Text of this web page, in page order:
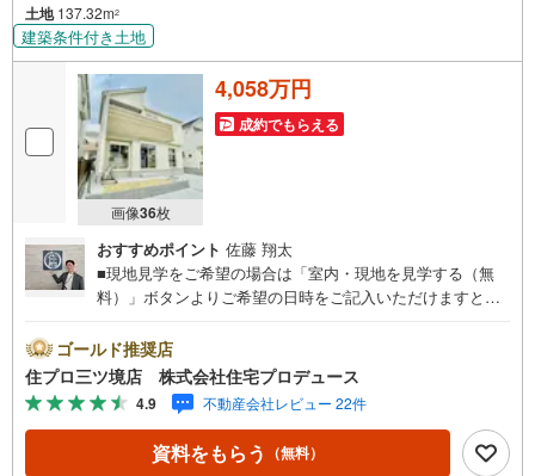
土地137.32m2
建築条件付き土地
画像36枚
4,058万円
成約でもらえる
おすすめポイント 佐藤 翔太
■現地見学をご希望の場合は「室内・現地を見学する（無
料）」ボタンよりご希望の日時をご記入いただけますとス
泉区・戸塚区・保土ケ谷区・大和市の不動産売買専門会社
です！ 最新物件情報や当社限定の物件情報も多数ご用意！
お気軽にお問合せ下さい!! -------------- 弊社独自の住宅ローン
提案システム 弊社ではファイナンシャル専門スタッフによ
る【丁寧な資金アドバイス】【ファイナンシャルプラン提
案書の作成】を随時行っております。意外に知らないお客
ゴールド推奨店
住プロ三ツ境店 株式会社住宅プロデュース
4.9 不動産会社レビュー 22件
資料をもらう （無料）